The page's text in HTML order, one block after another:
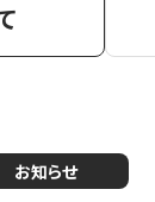
お知らせ